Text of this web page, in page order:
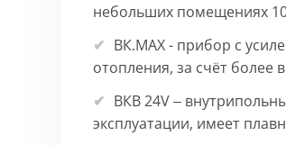
небольших помещениях
ВК.МАХ - прибор с
отопления, за счёт более
ВКВ 24V –
эксплуатации, имеет